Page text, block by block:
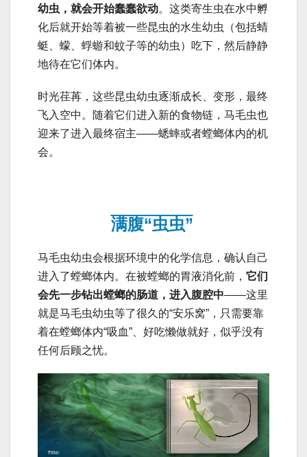
幼虫，就会开始蠢蠢欲动。这类寄生虫在水中孵
化后就开始等着被一些昆虫的水生幼虫（包括蜻
蜓、蠓、蜉蝣和蚊子等的幼虫）吃下，然后静静
地待在它们体内。
时光荏苒，这些昆虫幼虫逐渐成长、变形，最终
飞入空中。随着它们进入新的食物链，马毛虫也
迎来了进入最终宿主——蟋蟀或者螳螂体内的机
会。
满腹“虫虫”
马毛虫幼虫会根据环境中的化学信息，确认自己
进入了螳螂体内。在被螳螂的胃液消化前， 它们
会先一步钻出螳螂的肠道，进入腹腔中——这里
就是马毛虫幼虫等了很久的“安乐窝”，只需要靠
着在螳螂体内“吸血”、好吃懒做就好，似乎没有
任何后顾之忧。